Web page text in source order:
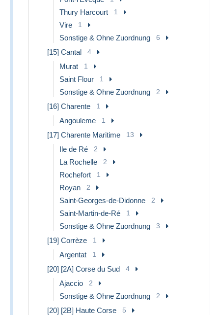
Thury Harcourt 1
Vire 1
Sonstige & Ohne Zuordnung 6
[15] Cantal 4
Murat 1
Saint Flour 1
Sonstige & Ohne Zuordnung 2
[16] Charente 1
Angouleme 1
[17] Charente Maritime 13
Ile de Ré 2
La Rochelle 2
Rochefort 1
Royan 2
Saint-Georges-de-Didonne 2
Saint-Martin-de-Ré 1
Sonstige & Ohne Zuordnung 3
[19] Corrèze 1
Argentat 1
[20] [2A] Corse du Sud 4
Ajaccio 2
Sonstige & Ohne Zuordnung 2
[20] [2B] Haute Corse 5